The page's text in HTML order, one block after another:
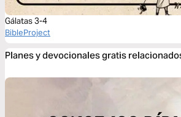
Gálatas 3-4
BibleProject
Planes y devocionales gratis